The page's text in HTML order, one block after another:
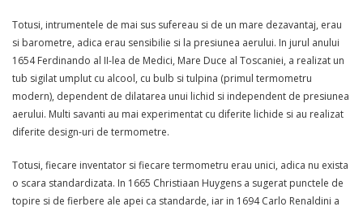
Totusi, intrumentele de mai sus sufereau si de un mare dezavantaj, erau
si barometre, adica erau sensibilie si la presiunea aerului. In jurul anului
1654 Ferdinando al II-lea de Medici, Mare Duce al Toscaniei, a realizat un
tub sigilat umplut cu alcool, cu bulb si tulpina (primul termometru
modern), dependent de dilatarea unui lichid si independent de presiunea
aerului. Multi savanti au mai experimentat cu diferite lichide si au realizat
diferite design-uri de termometre.
Totusi, fiecare inventator si fiecare termometru erau unici, adica nu exista
o scara standardizata. In 1665 Christiaan Huygens a sugerat punctele de
topire si de fierbere ale apei ca standarde, iar in 1694 Carlo Renaldini a